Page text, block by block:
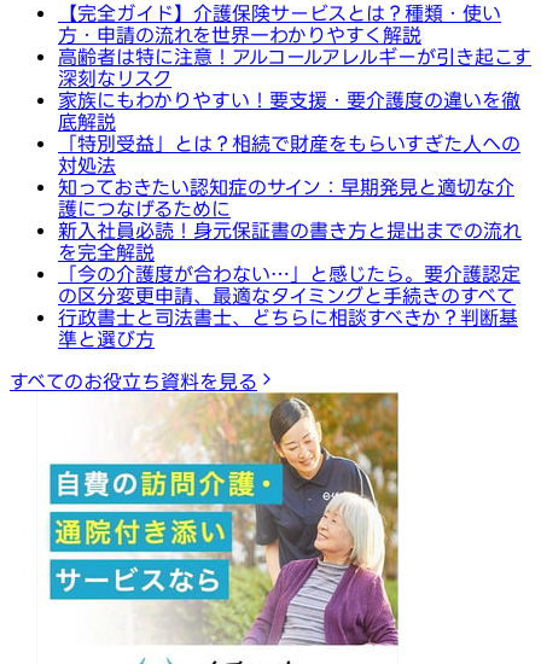
【完全ガイド】介護保険サービスとは？種類・使い
方・申請の流れを世界一わかりやすく解説
高齢者は特に注意！アルコールアレルギーが引き起こす
深刻なリスク
家族にもわかりやすい！要支援・要介護度の違いを徹
底解説
「特別受益」とは？相続で財産をもらいすぎた人への
対処法
知っておきたい認知症のサイン：早期発見と適切な介
護につなげるために
新入社員必読！身元保証書の書き方と提出までの流れ
を完全解説
「今の介護度が合わない…」と感じたら。要介護認定
の区分変更申請、最適なタイミングと手続きのすべて
行政書士と司法書士、どちらに相談すべきか？判断基
準と選び方
すべてのお役立ち資料を見る